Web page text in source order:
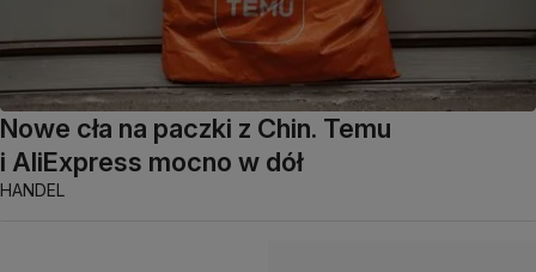
Nowe cła na paczki z Chin. Temu
i AliExpress mocno w dół
HANDEL